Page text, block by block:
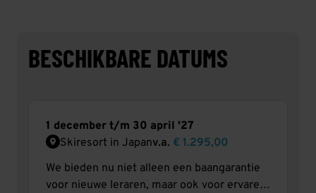
BESCHIKBARE DATUMS
1 december t/m 30 april '27
Skiresort in Japanv.a. € 1.295,00
We bieden nu niet alleen een baangarantie
voor nieuwe leraren, maar ook voor ervaren